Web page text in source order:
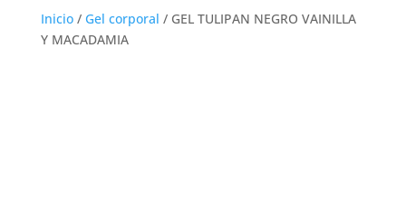
Inicio/ Gel corporal / GEL TULIPAN NEGRO VAINILLA
Y MACADAMIA